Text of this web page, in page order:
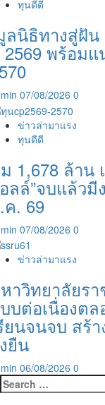
ทุนดีดี
ลนิธิทางสู่ฝั
พร้อม
07/08/2026 0
ข่าวล่ามาแรง
ทุนดีดี
1,678 ล้าน
ลล์”จบแล้ว
. 69
07/08/2026 0
ข่าวล่ามาแรง
าวิทยาลัยร
บต่อเนื่องต
ยนจนจบ สร้
ยืน
06/08/2026 0
Search
for: